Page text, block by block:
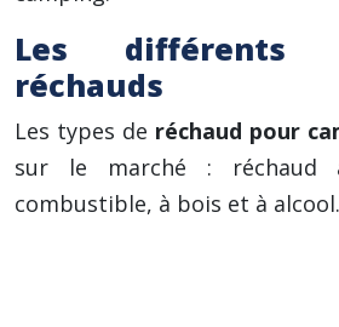
Les différents
réchauds
Les types de réchaud pour
sur le marché :
combustible, à bois et à alcool.